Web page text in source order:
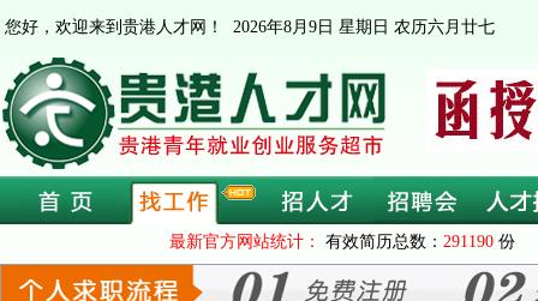
您好，欢迎来到贵港人才网！ 2026年8月9日 星期日 农历六月廿七
最新官方网站统计： 有效简历总数： 291190 份